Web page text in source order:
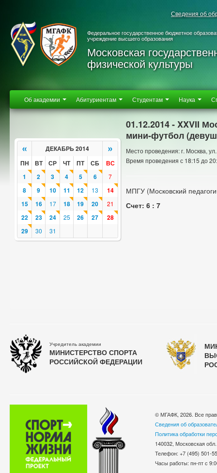
Сведения об
Федеральное государственное бюджетное
учреждение высшего образования
Московская
физической культуры
Об академии Абитуриентам Студентам Наука
« ДЕКАБРЬ 2014 »
ПН ВТ СР ЧТ ПТ СБ
ВС
1
2 3 4 5 6 7
8 9 10 11 12 13
14
15
16 17 18 19 20 21
22 23 24 25 26 27
28
29
30 31
01.12.2014 - XXVII
мини-футбол
Место проведения: г. Москва,
Время проведения с 18:15 до
МПГУ (Московский
Счет: 6 : 7
Учредитель академии
МИНИСТЕРСТВО СПОРТА
РОССИЙСКОЙ ФЕДЕРАЦИИ
© МГАФК, 2026. Все
Сведения об
Политика обработки
140032, Московская
Телефон: +7 (495)
Часы работы: пн-пт с